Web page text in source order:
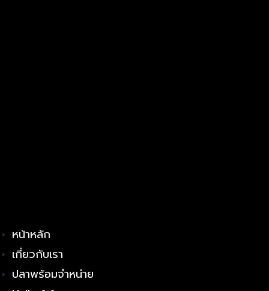
หน้าหลัก
เกี่ยวกับเรา
ปลาพร้อมจำหน่าย